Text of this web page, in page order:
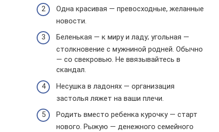
Одна красивая — превосходные, желанные
новости.
Беленькая — к миру и ладу; угольная —
столкновение с мужниной родней. Обычно
— со свекровью. Не ввязывайтесь в
скандал.
Несушка в ладонях — организация
застолья ляжет на ваши плечи.
Родить вместо ребенка курочку — старт
нового. Рыжую — денежного семейного